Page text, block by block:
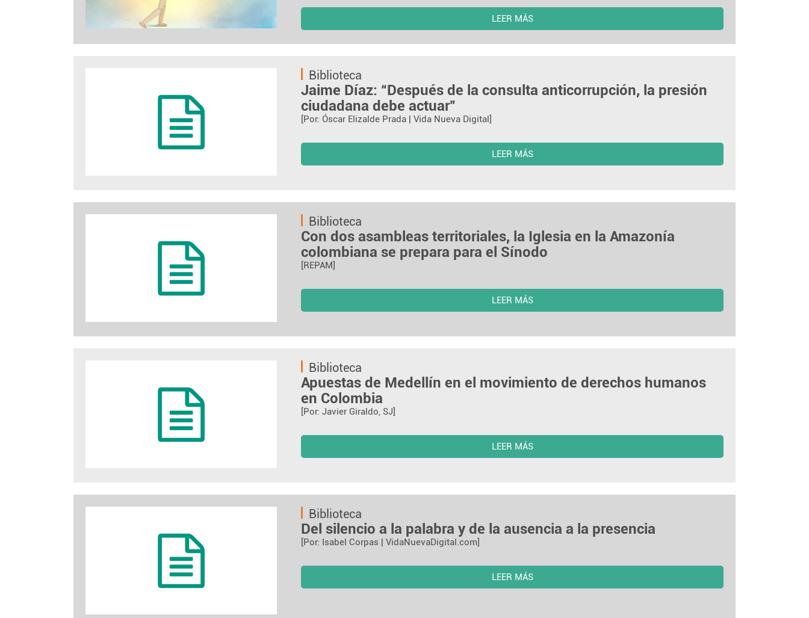
LEER MÁS
Biblioteca
Jaime Díaz: “Después de la consulta anticorrupción, la presión
ciudadana debe actuar”
[Por: Óscar Elizalde Prada | Vida Nueva Digital]
LEER MÁS
Biblioteca
Con dos asambleas territoriales, la Iglesia en la Amazonía
colombiana se prepara para el Sínodo
[REPAM]
LEER MÁS
Biblioteca
Apuestas de Medellín en el movimiento de derechos humanos
en Colombia
[Por: Javier Giraldo, SJ]
LEER MÁS
Biblioteca
Del silencio a la palabra y de la ausencia a la presencia
[Por: Isabel Corpas | VidaNuevaDigital.com]
LEER MÁS